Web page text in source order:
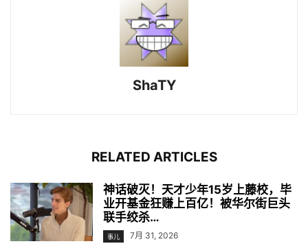
ShaTY
RELATED ARTICLES
神话破灭！天才少年15岁上藤校，毕
业开基金狂赚上百亿！被华尔街巨头
联手绞杀…
事儿 7月 31, 2026